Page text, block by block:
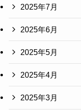
2025年7月
2025年6月
2025年5月
2025年4月
2025年3月